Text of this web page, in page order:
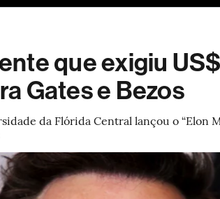
que exigiu
Gates e Bezos
da Flórida Central lançou o “Elon